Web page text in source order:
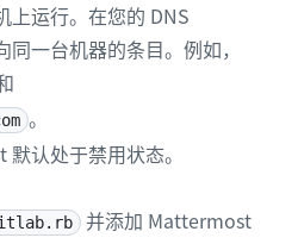
上运行。在您的 DNS
一台机器的条目。例如，
。
认处于禁用状态。
并添加 Mattermost